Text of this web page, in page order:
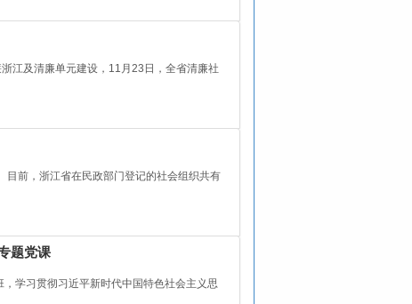
江及清廉单元建设，11月23日，全省清廉社
目前，浙江省在民政部门登记的社会组织共有
题党课
学习贯彻习近平新时代中国特色社会主义思